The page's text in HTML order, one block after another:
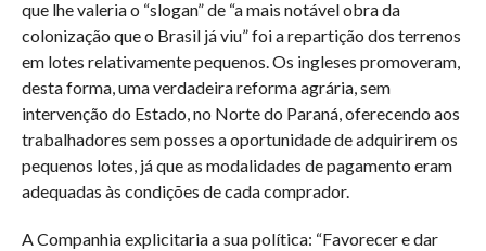
que lhe valeria o “slogan” de “a mais notável obra da
colonização que o Brasil já viu” foi a repartição dos terrenos
em lotes relativamente pequenos. Os ingleses promoveram,
desta forma, uma verdadeira reforma agrária, sem
intervenção do Estado, no Norte do Paraná, oferecendo aos
trabalhadores sem posses a oportunidade de adquirirem os
pequenos lotes, já que as modalidades de pagamento eram
adequadas às condições de cada comprador.
A Companhia explicitaria a sua política: “Favorecer e dar